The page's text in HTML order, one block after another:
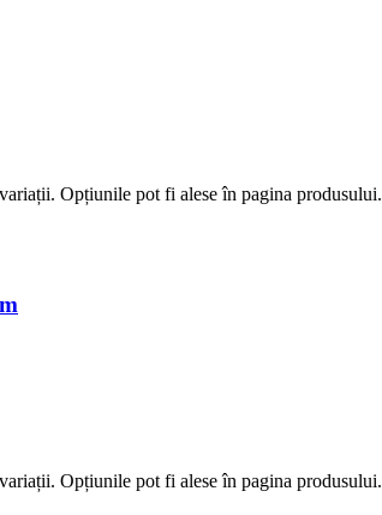
Opțiunile pot fi alese în pagina produsului.
Opțiunile pot fi alese în pagina produsului.